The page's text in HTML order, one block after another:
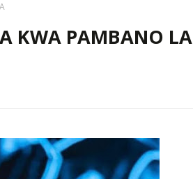
KWA PAMBANO LA